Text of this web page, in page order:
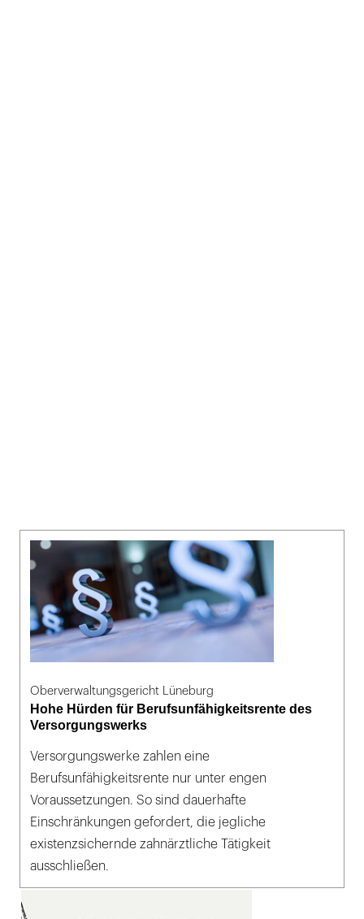
Oberverwaltungsgericht Lüneburg
Hohe Hürden für Berufsunfähigkeitsrente des
Versorgungswerks
Versorgungswerke zahlen eine
Berufsunfähigkeitsrente nur unter engen
Voraussetzungen. So sind dauerhafte
Einschränkungen gefordert, die jegliche
existenzsichernde zahnärztliche Tätigkeit
ausschließen.